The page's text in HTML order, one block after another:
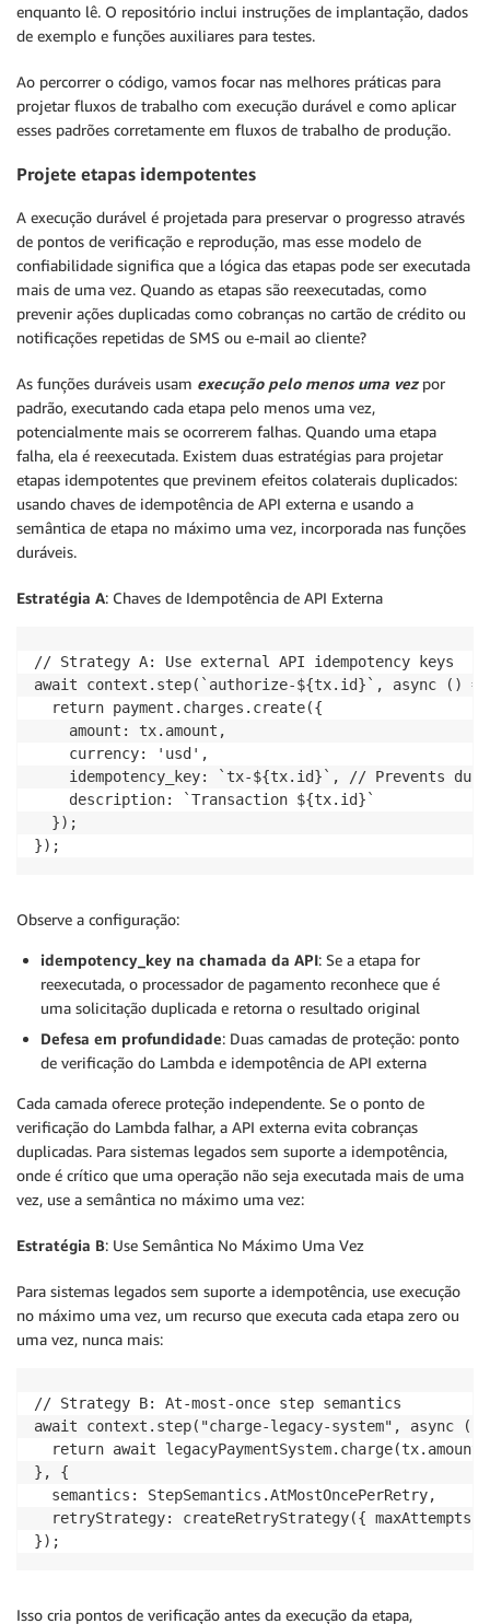
enquanto lê. O repositório inclui instruções de implantação, dados
de exemplo e funções auxiliares para testes.
Ao percorrer o código, vamos focar nas melhores práticas para
projetar fluxos de trabalho com execução durável e como aplicar
esses padrões corretamente em fluxos de trabalho de produção.
Projete etapas idempotentes
A execução durável é projetada para preservar o progresso através
de pontos de verificação e reprodução, mas esse modelo de
confiabilidade significa que a lógica das etapas pode ser executada
mais de uma vez. Quando as etapas são reexecutadas, como
prevenir ações duplicadas como cobranças no cartão de crédito ou
notificações repetidas de SMS ou e-mail ao cliente?
As funções duráveis usam execução pelo menos uma vezpor
padrão, executando cada etapa pelo menos uma vez,
potencialmente mais se ocorrerem falhas. Quando uma etapa
falha, ela é reexecutada. Existem duas estratégias para projetar
etapas idempotentes que previnem efeitos colaterais duplicados:
usando chaves de idempotência de API externa e usando a
semântica de etapa no máximo uma vez, incorporada nas funções
duráveis.
Estratégia A: Chaves de Idempotência de API Externa
// Strategy A: Use external API idempotency keys
await context.step(`authorize-${tx.id}`, async ()
  return payment.charges.create({
    amount: tx.amount,
    currency: 'usd',
idempotency_key: `tx-${tx.id}`, // Prevents
    description: `Transaction ${tx.id}`
  });
});
Observe a configuração:
idempotency_key na chamada da API: Se a etapa for
reexecutada, o processador de pagamento reconhece que é
uma solicitação duplicada e retorna o resultado original
Defesa em profundidade: Duas camadas de proteção: ponto
de verificação do Lambda e idempotência de API externa
Cada camada oferece proteção independente. Se o ponto de
verificação do Lambda falhar, a API externa evita cobranças
duplicadas. Para sistemas legados sem suporte a idempotência,
onde é crítico que uma operação não seja executada mais de uma
vez, use a semântica no máximo uma vez:
Estratégia B: Use Semântica No Máximo Uma Vez
Para sistemas legados sem suporte a idempotência, use execução
no máximo uma vez, um recurso que executa cada etapa zero ou
uma vez, nunca mais:
// Strategy B: At-most-once step semantics
await context.step("charge-legacy-system", async ()
return await
}, {
  semantics: StepSemantics.AtMostOncePerRetry,
retryStrategy: createRetryStrategy({ maxAttempts:
});
Isso cria pontos de verificação antes da execução da etapa,